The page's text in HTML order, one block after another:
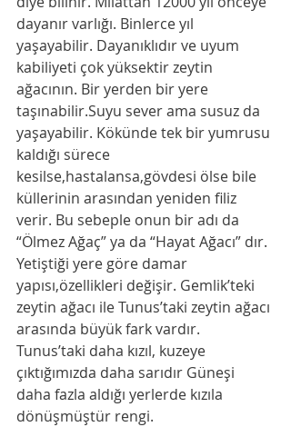
dayanır varlığı. Binlerce yıl
yaşayabilir. Dayanıklıdır ve uyum
kabiliyeti çok yüksektir zeytin
ağacının. Bir yerden bir yere
taşınabilir.Suyu sever ama susuz da
yaşayabilir. Kökünde tek bir yumrusu
kaldığı sürece
kesilse,hastalansa,gövdesi ölse bile
küllerinin arasından yeniden filiz
verir. Bu sebeple onun bir adı da
“Ölmez Ağaç” ya da “Hayat Ağacı” dır.
Yetiştiği yere göre damar
yapısı,özellikleri değişir. Gemlik’teki
zeytin ağacı ile Tunus’taki zeytin ağacı
arasında büyük fark vardır.
Tunus’taki daha kızıl, kuzeye
çıktığımızda daha sarıdır Güneşi
daha fazla aldığı yerlerde kızıla
dönüşmüştür rengi.